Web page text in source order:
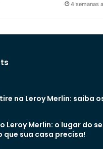
4 semanas
na Leroy Merlin: saiba
Leroy Merlin: o lugar do
que sua casa precisa!